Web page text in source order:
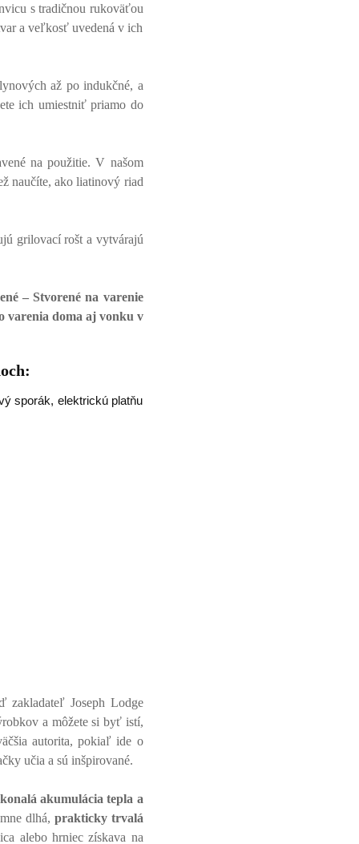
s tradičnou rukoväťou
a veľkosť uvedená v ich
až po indukčné, a
ich umiestniť priamo do
na použitie. V našom
naučíte, ako liatinový riad
grilovací rošt a vytvárajú
– Stvorené na varenie
varenia doma aj vonku v
sporák, elektrickú platňu
zakladateľ Joseph Lodge
a môžete si byť istí,
autorita, pokiaľ ide o
učia a sú inšpirované.
akumulácia tepla a
dlhá, prakticky trvalá
alebo hrniec získava na